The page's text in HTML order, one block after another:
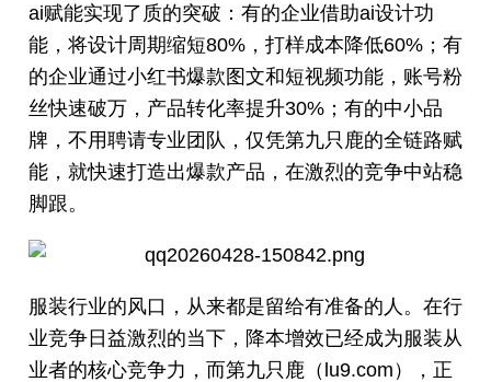
ai赋能实现了质的突破：有的企业借助ai设计功
能，将设计周期缩短80%，打样成本降低60%；有
的企业通过小红书爆款图文和短视频功能，账号粉
丝快速破万，产品转化率提升30%；有的中小品
牌，不用聘请专业团队，仅凭第九只鹿的全链路赋
能，就快速打造出爆款产品，在激烈的竞争中站稳
脚跟。
服装行业的风口，从来都是留给有准备的人。在行
业竞争日益激烈的当下，降本增效已经成为服装从
业者的核心竞争力，而第九只鹿（lu9.com），正